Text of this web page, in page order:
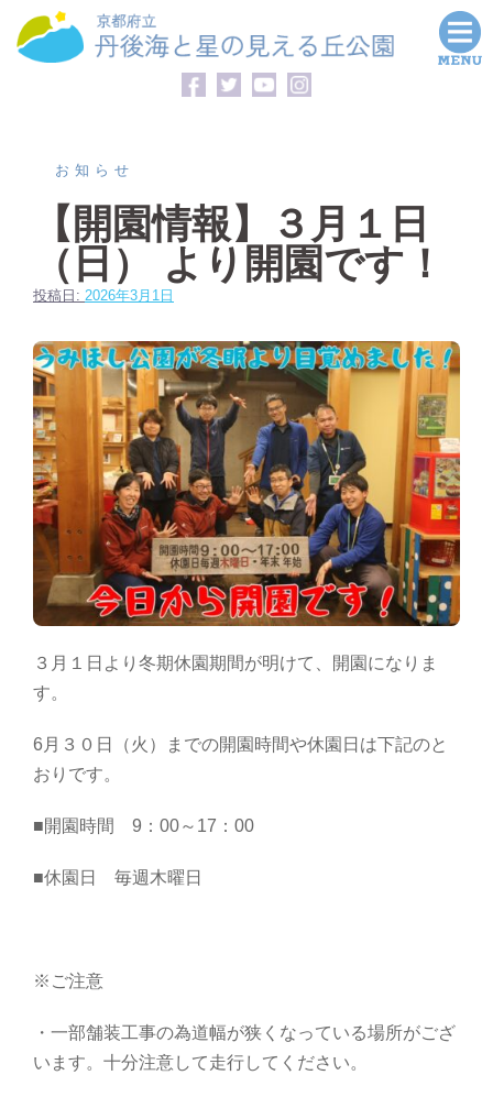
お知らせ
【開園情報】３月１日
（日） より開園です！
投稿日: 2026年3月1日
３月１日より冬期休園期間が明けて、開園になりま
す。
6月３０日（火）までの開園時間や休園日は下記のと
おりです。
■開園時間 9：00～17：00
■休園日 毎週木曜日
※ご注意
・一部舗装工事の為道幅が狭くなっている場所がござ
います。十分注意して走行してください。